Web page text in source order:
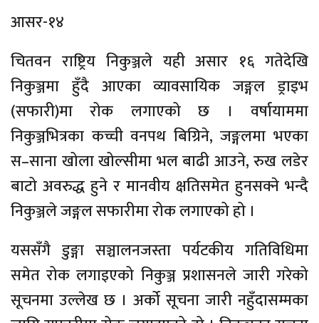
आसर-१४
चितवन राष्ट्रिय निकुञ्जले यही असार १६ गतेदेखि
निकुञ्जमा हुँदै आएका व्यावसायिक जङ्गल ड्राइभ
(सफारी)मा रोक लगाएको छ । वर्षायाममा
निकुञ्जभित्रका कच्ची वनपथ बिग्रिने, जङ्गलमा भएका
स–साना खोला खोल्सीमा भल बाढी आउने, रुख लडेर
बाटो अवरुद्ध हुने र मानवीय क्षतिसमेत हुनसक्ने भन्दै
निकुञ्जले जङ्गल सफारीमा रोक लगाएको हो ।
यससँगै डुङ्गा सञ्चालनजस्ता पर्यटकीय गतिविधिमा
समेत रोक लगाइएको निकुञ्ज प्रशासनले जारी गरेको
सूचनमा उल्लेख छ । अर्को सूचना जारी नहुँदासम्मका